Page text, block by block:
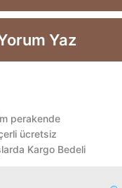
Yaz
perakende
ücretsiz
Kargo Bedeli